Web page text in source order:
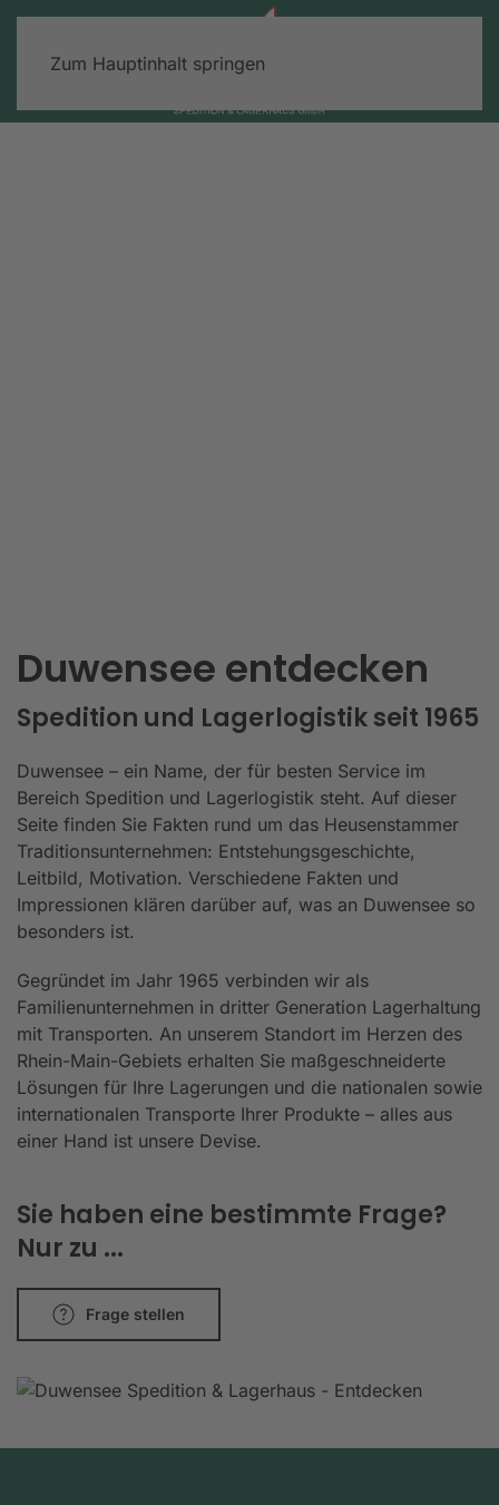
Zum Hauptinhalt springen
Duwensee entdecken
Spedition und Lagerlogistik seit 1965
Duwensee – ein Name, der für besten Service im
Bereich Spedition und Lagerlogistik steht. Auf dieser
Seite finden Sie Fakten rund um das Heusenstammer
Traditionsunternehmen: Entstehungsgeschichte,
Leitbild, Motivation. Verschiedene Fakten und
Impressionen klären darüber auf, was an Duwensee so
besonders ist.
Gegründet im Jahr 1965 verbinden wir als
Familienunternehmen in dritter Generation Lagerhaltung
mit Transporten. An unserem Standort im Herzen des
Rhein-Main-Gebiets erhalten Sie maßgeschneiderte
Lösungen für Ihre Lagerungen und die nationalen sowie
internationalen Transporte Ihrer Produkte – alles aus
einer Hand ist unsere Devise.
Sie haben eine bestimmte Frage?
Nur zu ...
Frage stellen